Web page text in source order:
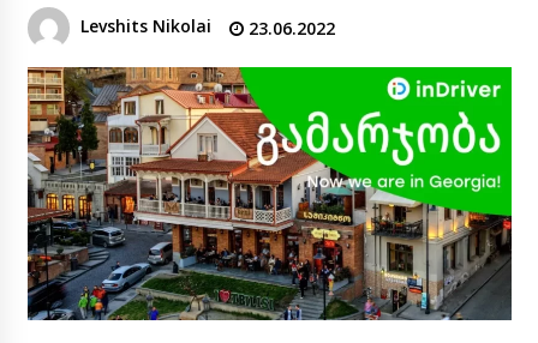
Levshits Nikolai 23.06.2022